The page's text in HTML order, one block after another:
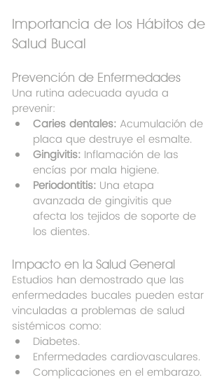
Importancia de los Hábitos de
Salud Bucal
Prevención de Enfermedades
Una rutina adecuada ayuda a
prevenir:
Caries dentales: Acumulación de
placa que destruye el esmalte.
Gingivitis: Inflamación de las
encías por mala higiene.
Periodontitis: Una etapa
avanzada de gingivitis que
afecta los tejidos de soporte de
los dientes.
Impacto en la Salud General
Estudios han demostrado que las
enfermedades bucales pueden estar
vinculadas a problemas de salud
sistémicos como:
Diabetes.
Enfermedades cardiovasculares.
Complicaciones en el embarazo.